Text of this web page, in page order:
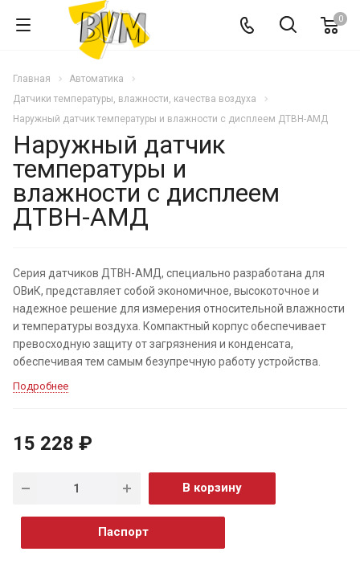
0
Главная
Автоматика
Датчики температуры, влажности, качества воздуха
Наружный датчик температуры и влажности с дисплеем ДТВН-АМД
Наружный датчик
температуры и
влажности с дисплеем
ДТВН-АМД
Серия датчиков ДТВН-АМД, специально разработана для
ОВиК, представляет собой экономичное, высокоточное и
надежное решение для измерения относительной влажности
и температуры воздуха. Компактный корпус обеспечивает
превосходную защиту от загрязнения и конденсата,
обеспечивая тем самым безупречную работу устройства.
Подробнее
15 228 ₽
В корзину
Паспорт